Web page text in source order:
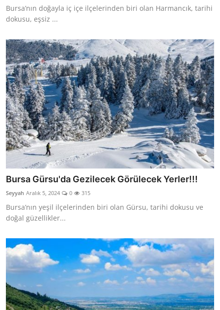
Bursa’nın doğayla iç içe ilçelerinden biri olan Harmancık, tarihi
dokusu, eşsiz ...
Bursa Gürsu'da Gezilecek Görülecek Yerler!!!
Seyyah Aralık 5, 2024 0 315
Bursa’nın yeşil ilçelerinden biri olan Gürsu, tarihi dokusu ve
doğal güzellikler...